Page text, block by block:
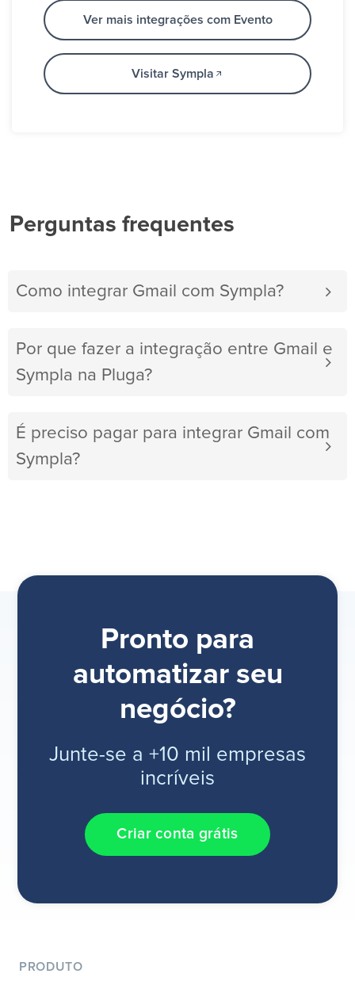
Ver mais integrações com Evento
Visitar Sympla
Perguntas frequentes
Como integrar Gmail com Sympla?
Por que fazer a integração entre Gmail e
Sympla na Pluga?
É preciso pagar para integrar Gmail com
Sympla?
Pronto para
automatizar seu
negócio?
Junte-se a +10 mil empresas
incríveis
Criar conta grátis
PRODUTO